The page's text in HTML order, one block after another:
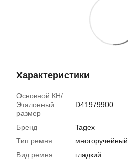
Характеристики
Основной КН/
Эталонный
размер
D41979900
Бренд
Tagex
Тип ремня
многоручейный
Вид ремня
гладкий